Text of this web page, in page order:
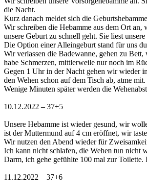
die Nacht.
Kurz danach meldet sich die
Wir schreiben die Hebamme aus dem Ort
unsere Geburt zu schnell geht. Sie liest
Die Option einer Alleingeburt stand für uns
Wir verlassen die Badewanne, gehen zu
habe Schmerzen, mittlerweile nur noch im
Gegen 1 Uhr in der Nacht gehen wir wieder
den Wehen schon auf dem Tisch ab, atme
Wenige Minuten später werden die
10.12.2022 – 37+5
Unsere Hebamme ist wieder gesund, wir
ist der Muttermund auf 4 cm eröffnet, wir
Wir nutzen den Abend wieder für
Ich kann nicht schlafen, die Wehen tun nicht
Darm, ich gehe gefühlte 100 mal zur
11.12.2022 – 37+6